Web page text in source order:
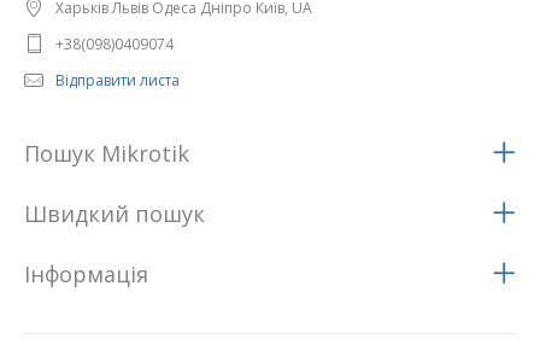
Харьків Львів Одеса Дніпро Київ, UA
+38(098)0409074
Відправити листа
Пошук Mikrotik
Швидкий пошук
Iнформацiя